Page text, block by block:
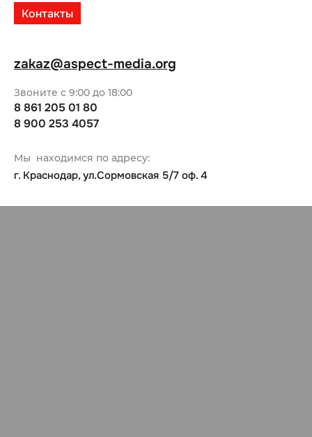
Контакты
Мы находимся по адресу:
г. Краснодар, ул.Сормовская 5/7 оф. 4
Звоните с 9:00 до 18:00
8 861 205 01 80
8 900 253 4057
zakaz@aspect-media.org